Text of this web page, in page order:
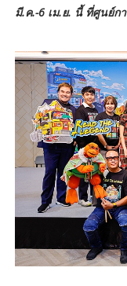
มี.ค.-6 เม.ย. นี้ ที่ศูนย์